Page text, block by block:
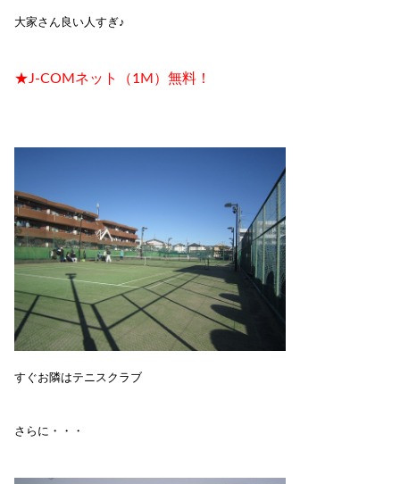
大家さん良い人すぎ♪
★J-COMネット（1M）無料！
すぐお隣はテニスクラブ
さらに・・・